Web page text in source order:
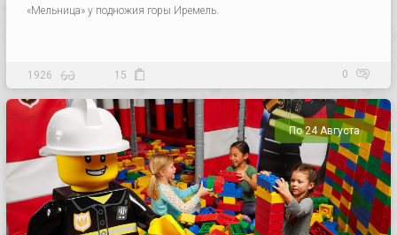
«Мельница» у подножия горы Иремель.
1926 15 0
По 24 Августа